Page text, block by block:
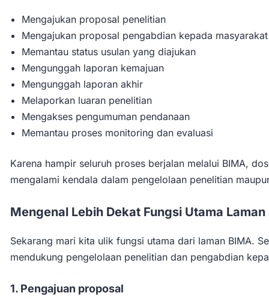
Mengajukan proposal penelitian
Mengajukan proposal pengabdian kepada masyarakat
Memantau status usulan yang diajukan
Mengunggah laporan kemajuan
Mengunggah laporan akhir
Melaporkan luaran penelitian
Mengakses pengumuman pendanaan
Memantau proses monitoring dan evaluasi
Karena hampir seluruh proses berjalan melalui BIMA,
mengalami kendala dalam pengelolaan penelitian
Mengenal Lebih Dekat Fungsi Utama
Sekarang mari kita ulik fungsi utama dari laman BIMA.
mendukung pengelolaan penelitian dan pengabdian
1. Pengajuan proposal